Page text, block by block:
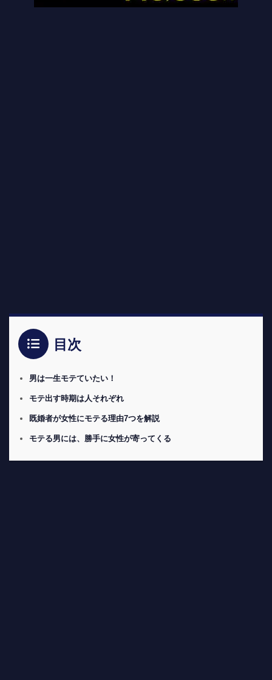
目次
男は一生モテていたい！
モテ出す時期は人それぞれ
既婚者が女性にモテる理由7つを解説
モテる男には、勝手に女性が寄ってくる